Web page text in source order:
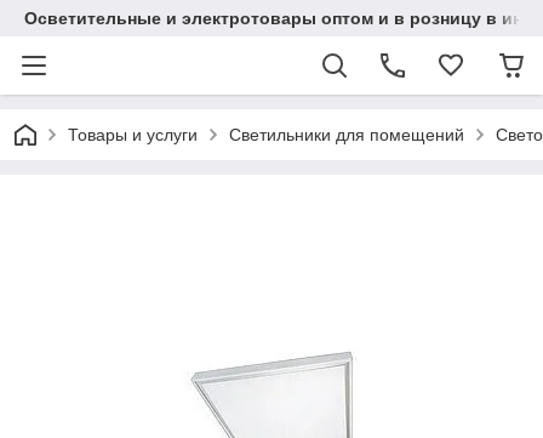
Осветительные и электротовары оптом и в розницу в
Товары и услуги Светильники для помещений